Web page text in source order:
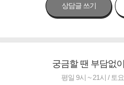
상담글 쓰기
궁금할 땐 부담없
평일 9시 ~ 21시 / 토